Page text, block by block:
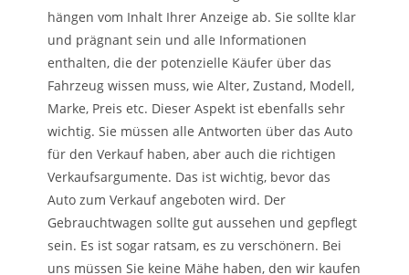
hängen vom Inhalt Ihrer Anzeige ab. Sie sollte klar
und prägnant sein und alle Informationen
enthalten, die der potenzielle Käufer über das
Fahrzeug wissen muss, wie Alter, Zustand, Modell,
Marke, Preis etc. Dieser Aspekt ist ebenfalls sehr
wichtig. Sie müssen alle Antworten über das Auto
für den Verkauf haben, aber auch die richtigen
Verkaufsargumente. Das ist wichtig, bevor das
Auto zum Verkauf angeboten wird. Der
Gebrauchtwagen sollte gut aussehen und gepflegt
sein. Es ist sogar ratsam, es zu verschönern. Bei
uns müssen Sie keine Mähe haben, den wir kaufen